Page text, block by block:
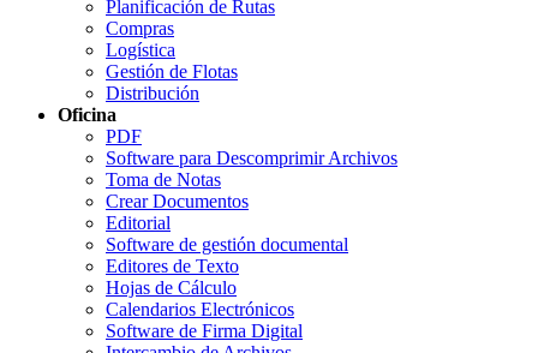
Planificación de Rutas
Compras
Logística
Gestión de Flotas
Distribución
Oficina
PDF
Software para Descomprimir Archivos
Toma de Notas
Crear Documentos
Editorial
Software de gestión documental
Editores de Texto
Hojas de Cálculo
Calendarios Electrónicos
Software de Firma Digital